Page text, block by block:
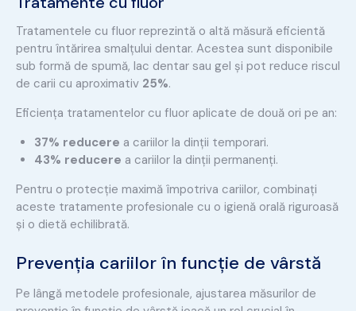
Tratamentele cu fluor reprezintă o altă măsură eficientă
pentru întărirea smalțului dentar. Acestea sunt disponibile
sub formă de spumă, lac dentar sau gel și pot reduce riscul
de carii cu aproximativ 25%.
Eficiența tratamentelor cu fluor aplicate de două ori pe an:
37% reducere a cariilor la dinții temporari.
43% reducere a cariilor la dinții permanenți.
Pentru o protecție maximă împotriva cariilor, combinați
aceste tratamente profesionale cu o igienă orală riguroasă
și o dietă echilibrată.
Prevenția cariilor în funcție de vârstă
Pe lângă metodele profesionale, ajustarea măsurilor de